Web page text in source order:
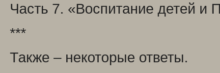
Часть 7. «Воспитание детей
***
Также – некоторые ответы.